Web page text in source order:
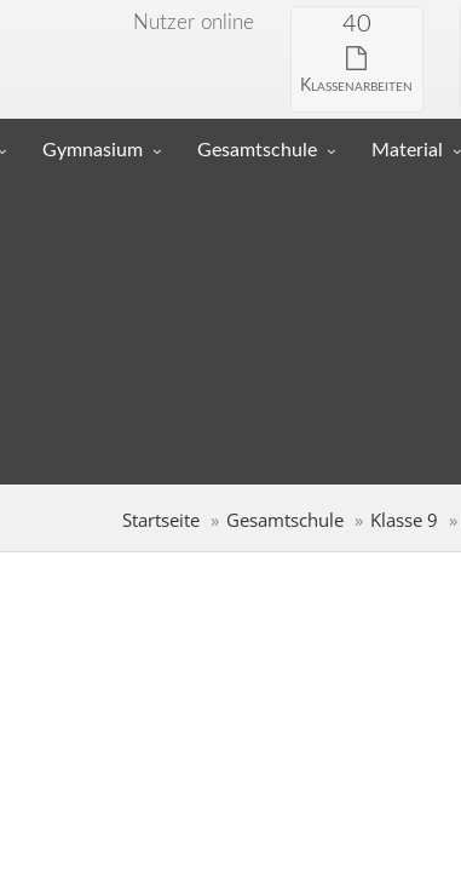
Nutzer online 40
Klassenarbeiten
Gymnasium Gesamtschule Material
Startseite Gesamtschule Klasse 9